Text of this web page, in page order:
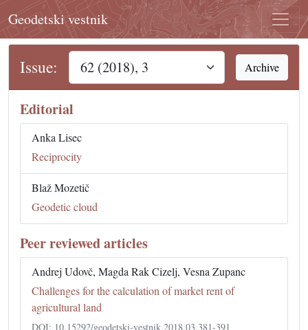
Geodetski vestnik
Issue: Archive
Editorial
Anka Lisec
Reciprocity
Blaž Mozetič
Geodetic cloud
Peer reviewed articles
Andrej Udovč, Magda Rak Cizelj, Vesna Zupanc
Challenges for the calculation of market rent of
agricultural land
DOI: 10.15292/geodetski-vestnik.2018.03.381-391